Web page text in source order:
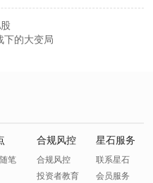
下的大变局
笔
合规风控
合规风控
投资者教育
星石服务
联系星石
会员服务